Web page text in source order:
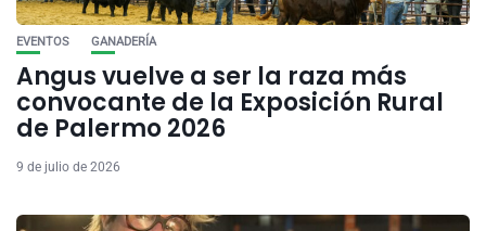
EVENTOS GANADERÍA
Angus vuelve a ser la raza más
convocante de la Exposición Rural
de Palermo 2026
9 de julio de 2026